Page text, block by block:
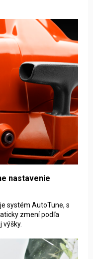
nastavenie
systém AutoTune, s
zmení podľa
výšky.